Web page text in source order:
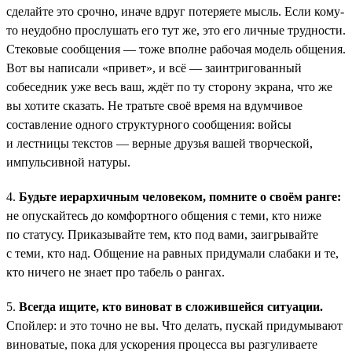
сделайте это срочно, иначе вдруг потеряете мысль. Если кому-
то неудобно прослушать его тут же, это его личные трудности.
Стековые сообщения — тоже вполне рабочая модель общения.
Вот вы написали «привет», и всё — заинтригованный
собеседник уже весь ваш, ждёт по ту сторону экрана, что же
вы хотите сказать. Не тратьте своё время на вдумчивое
составление одного структурного сообщения: войсы
и лестницы текстов — верные друзья вашей творческой,
импульсивной натуры.
4. Будьте иерархичным человеком, помните о своём ранге:
не опускайтесь до комфортного общения с теми, кто ниже
по статусу. Приказывайте тем, кто под вами, заигрывайте
с теми, кто над. Общение на равных придумали слабаки и те,
кто ничего не знает про табель о рангах.
5. Всегда ищите, кто виноват в сложившейся ситуации.
Спойлер: и это точно не вы. Что делать, пускай придумывают
виноватые, пока для ускорения процесса вы разгуливаете